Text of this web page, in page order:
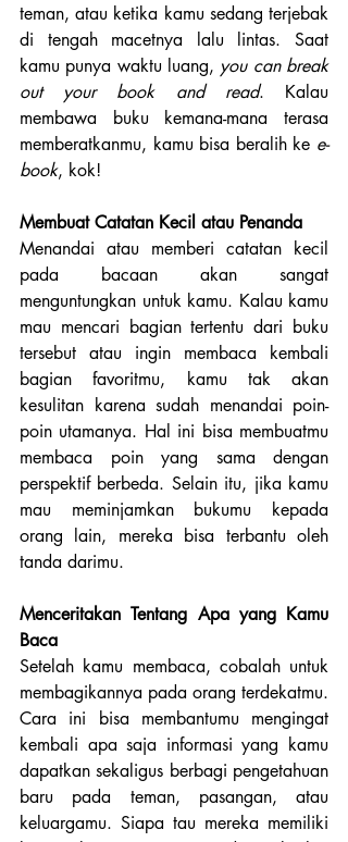
teman, atau ketika kamu sedang terjebak
di tengah macetnya lalu lintas. Saat
kamu punya waktu luang, you can break
out your book and read. Kalau
membawa buku kemana-mana terasa
memberatkanmu, kamu bisa beralih ke e-
book, kok!
Membuat Catatan Kecil atau Penanda
Menandai atau memberi catatan kecil
pada bacaan akan sangat
menguntungkan untuk kamu. Kalau kamu
mau mencari bagian tertentu dari buku
tersebut atau ingin membaca kembali
bagian favoritmu, kamu tak akan
kesulitan karena sudah menandai poin-
poin utamanya. Hal ini bisa membuatmu
membaca poin yang sama dengan
perspektif berbeda. Selain itu, jika kamu
mau meminjamkan bukumu kepada
orang lain, mereka bisa terbantu oleh
tanda darimu.
Menceritakan Tentang Apa yang Kamu
Baca
Setelah kamu membaca, cobalah untuk
membagikannya pada orang terdekatmu.
Cara ini bisa membantumu mengingat
kembali apa saja informasi yang kamu
dapatkan sekaligus berbagi pengetahuan
baru pada teman, pasangan, atau
keluargamu. Siapa tau mereka memiliki